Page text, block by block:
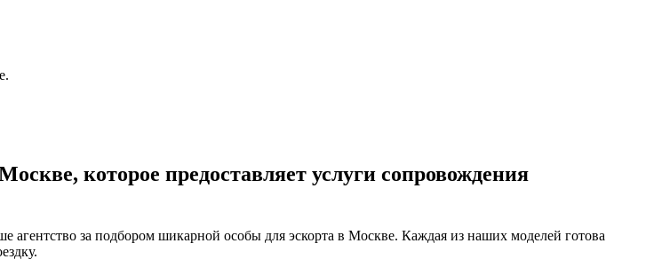
которое предоставляет услуги сопровождения
агентство за подбором шикарной особы для эскорта в Москве. Каждая из наших моделей готова